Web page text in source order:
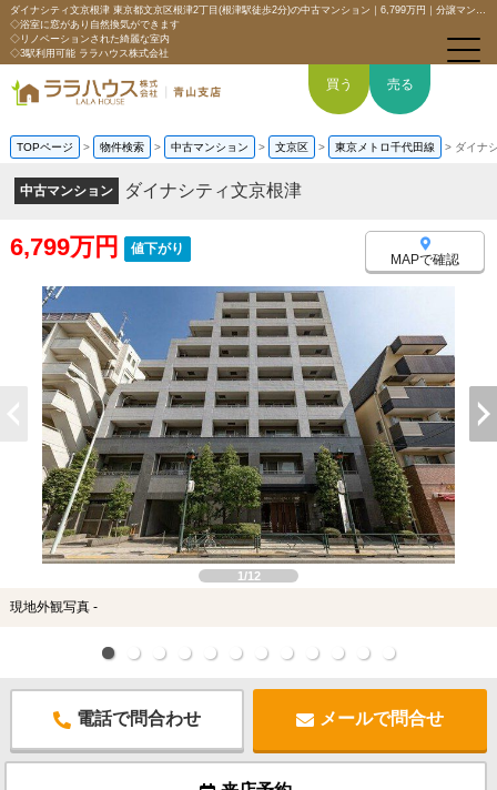
ダイナシティ文京根津 東京都文京区根津2丁目(根津駅徒歩2分)の中古マンション｜6,799万円｜分譲マンション情報｜【角部屋×2面採光の明るいお部屋】
◇浴室に窓があり自然換気ができます
◇リノベーションされた綺麗な室内
◇3駅利用可能 ララハウス株式会社
買いたい
売りたい
空間デザイン事例
6つの強み
会社概要
スタッフ紹介
お客様の声
来店予約
買う 売る
TOPページ > 物件検索 > 中古マンション > 文京区 > 東京メトロ千代田線 > ダイナ
中古マンション ダイナシティ文京根津
6,799万円 値下がり
MAPで確認
1/12
現地外観写真 -
電話で問合わせ メールで問合せ